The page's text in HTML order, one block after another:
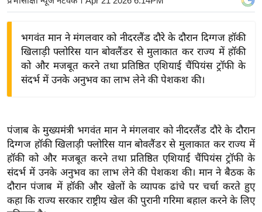
ने
द्यो
वि
शे
ष
ज्ञ
रा
भगवंत मान ने मंगलवार को नीदरलैंड दौरे के दौरान दिग्गज हॉकी
खिलाड़ी फ्लोरिस यान बोवलैंडर से मुलाकात कर राज्य में हॉकी
को और मजबूत करने तथा प्रतिष्ठित एशियाई चैंपियंस ट्रॉफी के
संदर्भ में उनके अनुभव का लाभ लेने की पेशकश की।
पंजाब के मुख्यमंत्री भगवंत मान ने मंगलवार को नीदरलैंड दौरे के दौरान
दिग्गज हॉकी खिलाड़ी फ्लोरिस यान बोवलैंडर से मुलाकात कर राज्य में
हॉकी को और मजबूत करने तथा प्रतिष्ठित एशियाई चैंपियंस ट्रॉफी के
संदर्भ में उनके अनुभव का लाभ लेने की पेशकश की। मान ने बैठक के
दौरान पंजाब में हॉकी और खेलों के व्यापक ढांचे पर चर्चा करते हुए
कहा कि राज्य सरकार राष्ट्रीय खेल की पुरानी गरिमा बहाल करने के लिए